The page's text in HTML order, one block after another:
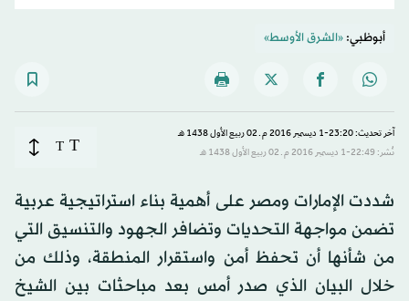
أبوظبي:«الشرق الأوسط»
آخر تحديث: 23:20-1 ديسمبر 2016 م ـ 02 ربيع الأول 1438 هـ
نُشر: 22:49-1 ديسمبر 2016 م ـ 02 ربيع الأول 1438 هـ
T
T
شددت الإمارات ومصر على أهمية بناء استراتيجية عربية
تضمن مواجهة التحديات وتضافر الجهود والتنسيق التي
من شأنها أن تحفظ أمن واستقرار المنطقة، وذلك من
خلال البيان الذي صدر أمس بعد مباحثات بين الشيخ